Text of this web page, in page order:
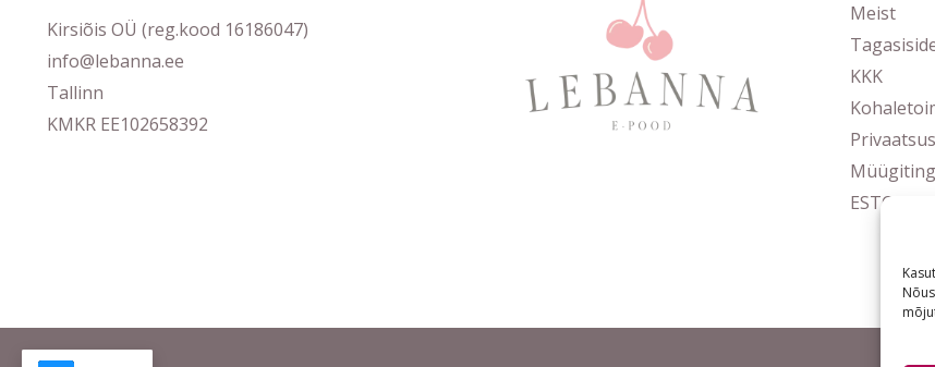
Kirsiõis OÜ (reg.kood 16186047)
info@lebanna.ee
Tallinn
KMKR EE102658392
Meist
KKK
ESTO